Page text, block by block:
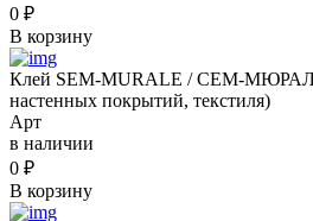
0 ₽
В корзину
Клей SEM-MURALE / СЕМ-
настенных покрытий, текстиля)
Арт
в наличии
0 ₽
В корзину